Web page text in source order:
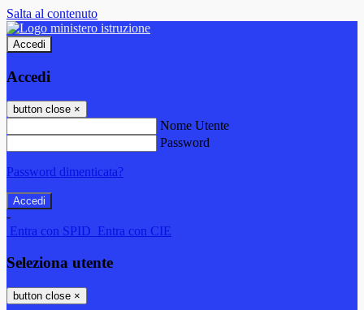
Salta al contenuto
Accedi
Accedi
button close ×
Nome Utente
Password
Password dimenticata?
-
Entra con SPID Entra con CIE
Seleziona utente
button close ×